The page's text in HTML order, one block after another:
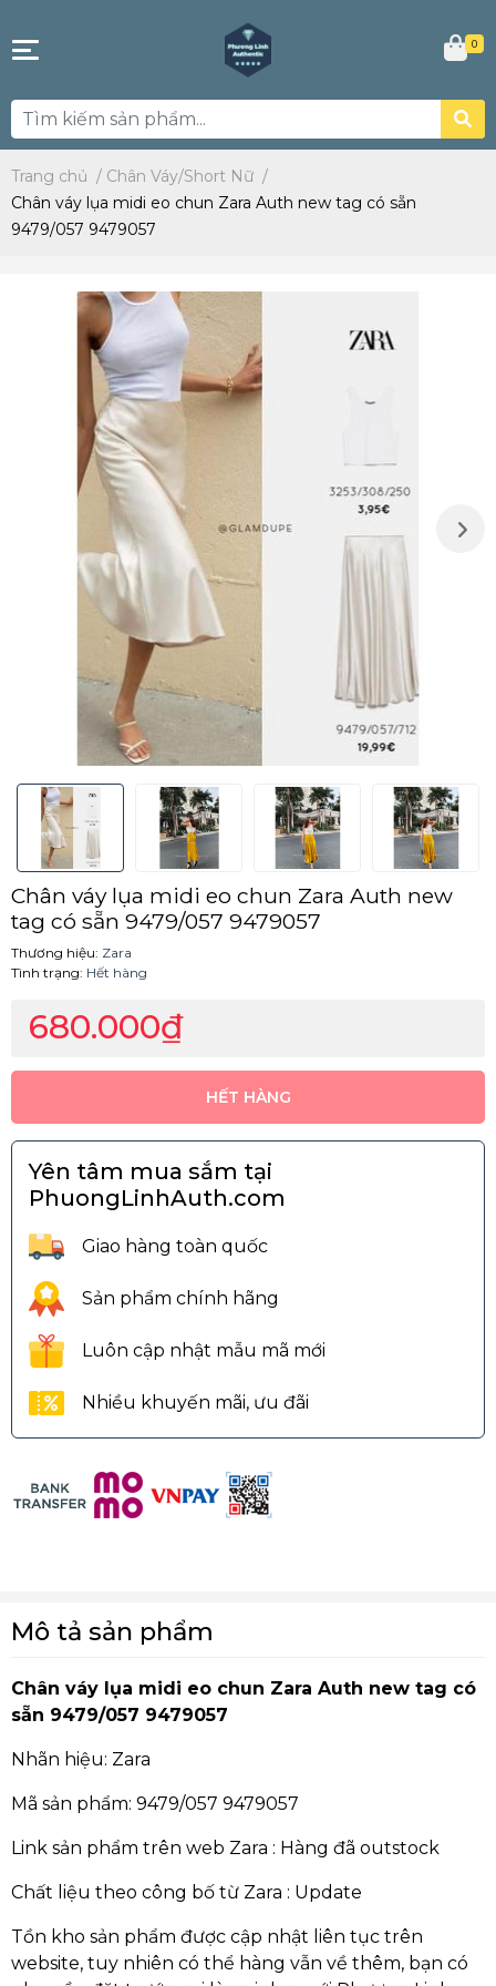
0
Trang chủ / Chân Váy/Short Nữ /
Chân váy lụa midi eo chun Zara Auth new tag có sẵn
9479/057 9479057
Chân váy lụa midi eo chun Zara Auth new
tag có sẵn 9479/057 9479057
Thương hiệu: Zara
Tình trạng: Hết hàng
680.000₫
HẾT HÀNG
Yên tâm mua sắm tại
PhuongLinhAuth.com
Giao hàng toàn quốc
Sản phẩm chính hãng
Luôn cập nhật mẫu mã mới
Nhiều khuyến mãi, ưu đãi
Mô tả sản phẩm
Chân váy lụa midi eo chun Zara Auth new tag có
sẵn 9479/057 9479057
Nhãn hiệu: Zara
Mã sản phẩm: 9479/057 9479057
Link sản phẩm trên web Zara : Hàng đã outstock
Chất liệu theo công bố từ Zara : Update
Tồn kho sản phẩm được cập nhật liên tục trên
website, tuy nhiên có thể hàng vẫn về thêm, bạn có